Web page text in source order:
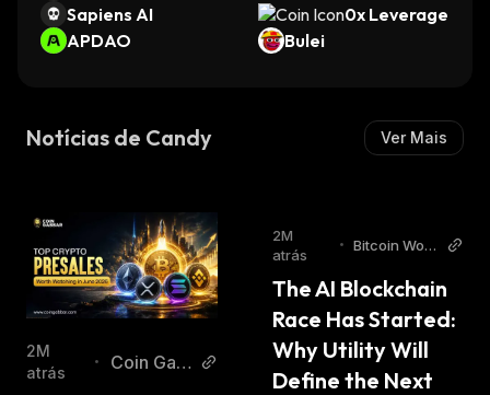
M
Sapiens AI
0x Leverage
APDAO
Bulei
Notícias de Candy Ver Mais
2M
atrás
•
Coin Gab
2M
atrás
• Bitcoin Worl
The AI Blockchain
Race Has Started:
Why Utility Will
Define the Next